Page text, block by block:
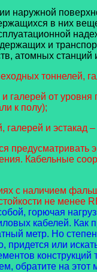
наружной
в них
и
атомных станций
тоннелей,
галерей от
к полу);
галерей и эстакад
Кабельные
с наличием
не менее
горючая
кабелей. Как
метр. Но
придется или
обратите на этот